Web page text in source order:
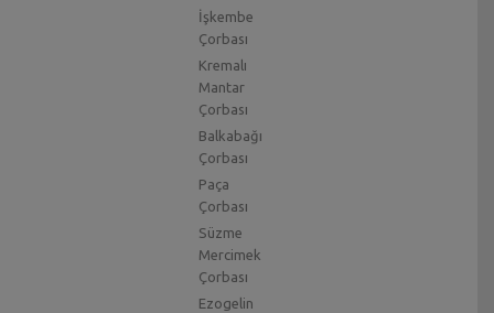
İşkembe
Çorbası
Kremalı
Mantar
Çorbası
Balkabağı
Çorbası
Paça
Çorbası
Süzme
Mercimek
Çorbası
Ezogelin